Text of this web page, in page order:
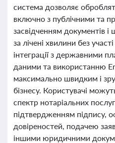
система дозволяє
включно з публічними та
засвідченням документів
за лічені хвилини без
інтеграції з державними
даними та використанню
максимально швидким і
бізнесу. Користувачі
спектр нотаріальних
підтвердженням підпису,
довіреностей, подачею
іншими юридичними